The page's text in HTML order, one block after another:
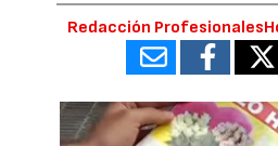
Redacción